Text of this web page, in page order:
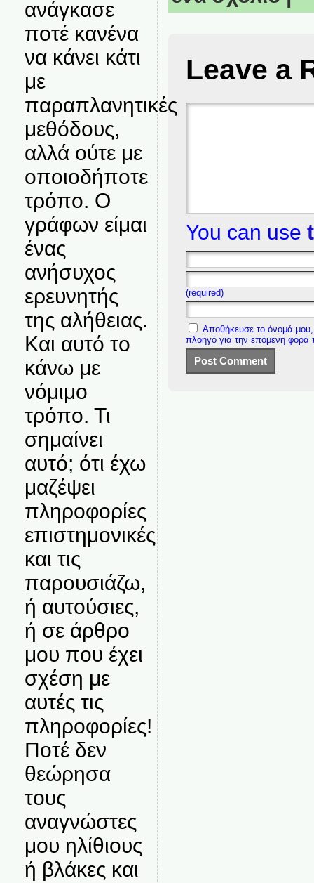
ανάγκασε
ποτέ κανένα
να κάνει κάτι
με
παραπλανητικές
μεθόδους,
αλλά ούτε με
οποιοδήποτε
τρόπο. Ο
γράφων είμαι
ένας
ανήσυχος
ερευνητής
της αλήθειας.
Και αυτό το
κάνω με
νόμιμο
τρόπο. Τι
σημαίνει
αυτό; ότι έχω
μαζέψει
πληροφορίες
επιστημονικές
και τις
παρουσιάζω,
ή αυτούσιες,
ή σε άρθρο
μου που έχει
σχέση με
αυτές τις
πληροφορίες!
Ποτέ δεν
θεώρησα
τους
αναγνώστες
μου ηλίθιους
ή βλάκες και
Leave a
You can use
(required)
Αποθήκευσε το όνομά μου,
πλοηγό για την επόμενη